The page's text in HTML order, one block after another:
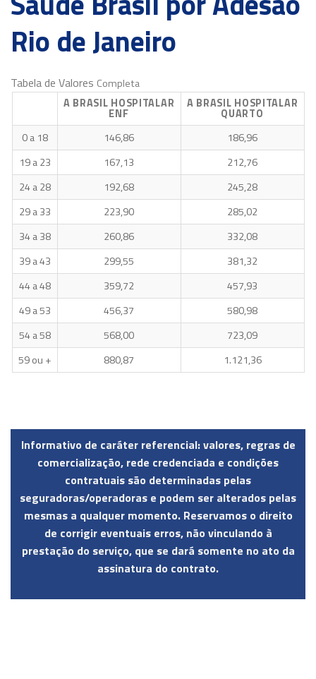
Rio de Janeiro
Tabela de Valores Completa
A BRASIL HOSPITALAR
ENF
A BRASIL HOSPITALAR
QUARTO
0 a 18
146,86
186,96
19 a 23
167,13
212,76
24 a 28
192,68
245,28
29 a 33
223,90
285,02
34 a 38
260,86
332,08
39 a 43
299,55
381,32
44 a 48
359,72
457,93
49 a 53
456,37
580,98
54 a 58
568,00
723,09
59 ou +
880,87 1.121,36
Informativo de caráter referencial: valores, regras de
comercialização, rede credenciada e condições
contratuais são determinadas pelas
seguradoras/operadoras e podem ser alterados pelas
mesmas a qualquer momento. Reservamos o direito
de corrigir eventuais erros, não vinculando à
prestação do serviço, que se dará somente no ato da
assinatura do contrato.